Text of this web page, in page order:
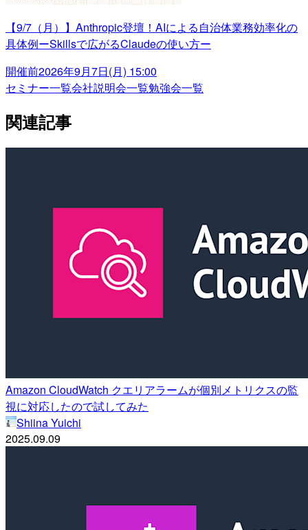
【9/7（月）】Anthropic登壇！AIによる自治体業務効率化の
具体例ーSkillsで広がるClaudeの使い方ー
開催前2026年9月7日(月) 15:00
セミナー一覧会社説明会一覧勉強会一覧
関連記事
Amazon CloudWatch クエリアラームが個別メトリクスの監
視に対応したので試してみた
Shiina Yuichi
2025.09.09